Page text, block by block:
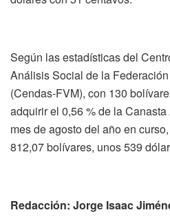
Según las estadísticas del
Análisis Social de la
(Cendas-FVM), con 130
adquirir el 0,56 % de la
mes de agosto del año en
812,07 bolívares, unos 539
Redacción: Jorge Isaac